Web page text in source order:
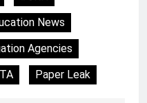
News
Agencies
Paper Leak